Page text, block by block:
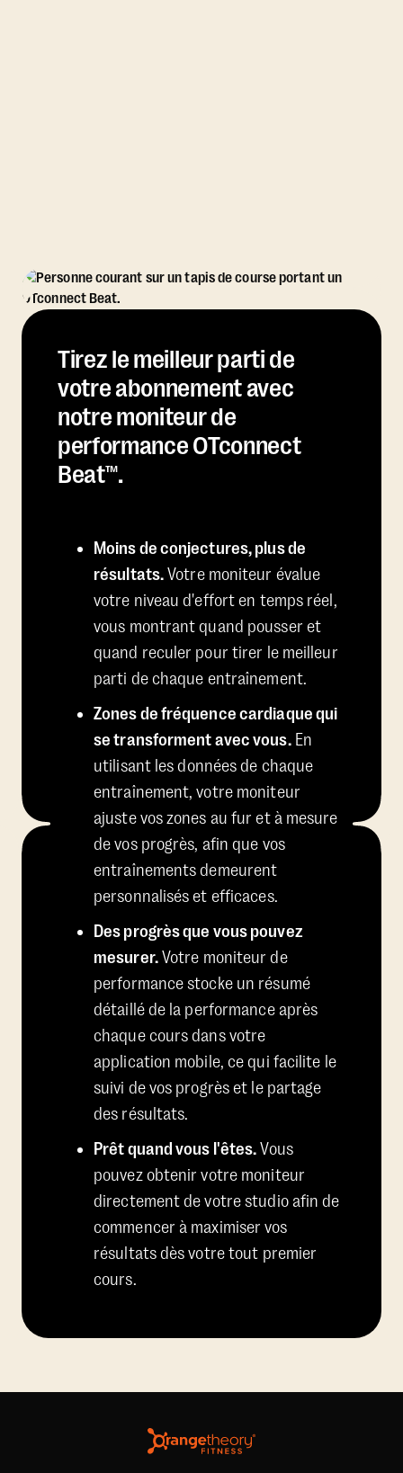
Tirez le meilleur parti de
votre abonnement avec
notre moniteur de
performance OTconnect
Beat™.
Moins de conjectures, plus de
résultats.Votre moniteur évalue
votre niveau d'effort en temps réel,
vous montrant quand pousser et
quand reculer pour tirer le meilleur
parti de chaque entraînement.
Zones de fréquence cardiaque qui
se transforment avec vous.En
utilisant les données de chaque
entraînement, votre moniteur
ajuste vos zones au fur et à mesure
de vos progrès, afin que vos
entraînements demeurent
personnalisés et efficaces.
Des progrès que vous pouvez
mesurer.Votre moniteur de
performance stocke un résumé
détaillé de la performance après
chaque cours dans votre
application mobile, ce qui facilite le
suivi de vos progrès et le partage
des résultats.
Prêt quand vous l'êtes.Vous
pouvez obtenir votre moniteur
directement de votre studio afin de
commencer à maximiser vos
résultats dès votre tout premier
cours.